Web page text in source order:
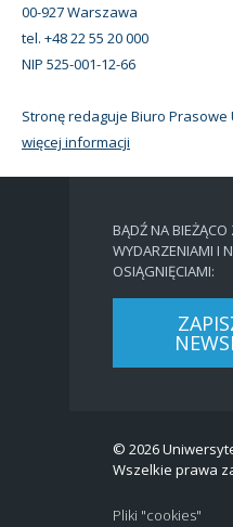
00-927 Warszawa
tel. +48 22 55 20 000
NIP 525-001-12-66
Stronę redaguje Biuro Prasowe
więcej informacji
BĄDŹ NA
WYDARZENIAMI I
OSIĄGNIĘCIAMI:
© 2026
Wszelkie prawa
Pliki "cookies"